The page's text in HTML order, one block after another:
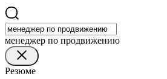
менеджер по продвижению
Резюме